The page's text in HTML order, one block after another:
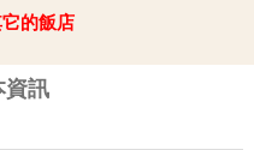
的飯店
資訊